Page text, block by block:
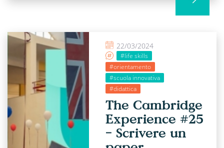
22/03/2024
#life skills
#orientamento
#scuola innovativa
#didattica
The Cambridge
Experience #25
− Scrivere un